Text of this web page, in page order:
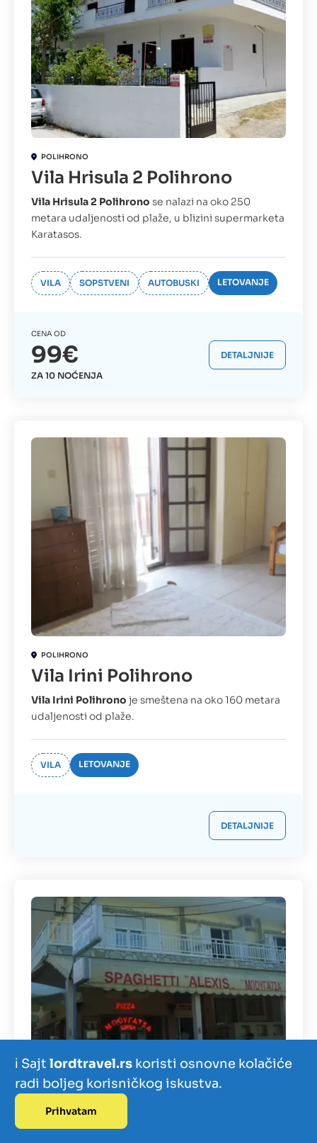
POLIHRONO
Vila Hrisula 2 Polihrono
Vila Hrisula 2 Polihrono se nalazi na oko 250
metara udaljenosti od plaže, u blizini supermarketa
Karatasos.
VILA SOPSTVENI AUTOBUSKI LETOVANJE
CENA OD
99€
ZA 10 NOĆENJA
DETALJNIJE
POLIHRONO
Vila Irini Polihrono
Vila Irini Polihrono je smeštena na oko 160 metara
udaljenosti od plaže.
VILA LETOVANJE
DETALJNIJE
POLIHRONO
Vila Janis Beach Polihrono
Izdvajamo
ℹ️ Sajtlordtravel.rs koristi osnovne kolačiće
radi boljeg korisničkog iskustva.
Prihvatam